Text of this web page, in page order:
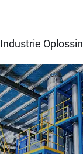
Industrie